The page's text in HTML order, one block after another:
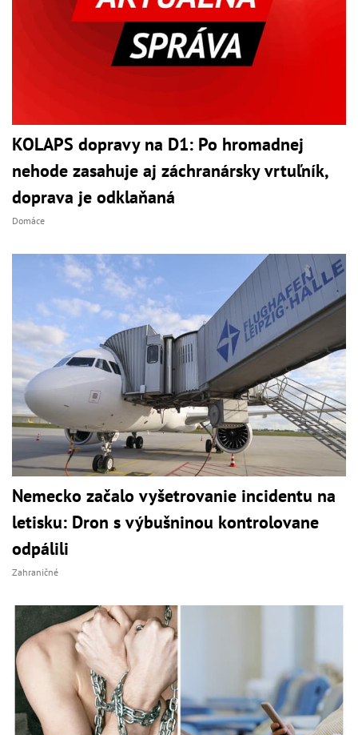
KOLAPS dopravy na D1: Po hromadnej
nehode zasahuje aj záchranársky vrtuľník,
doprava je odklaňaná
Domáce
Nemecko začalo vyšetrovanie incidentu na
letisku: Dron s výbušninou kontrolovane
odpálili
Zahraničné